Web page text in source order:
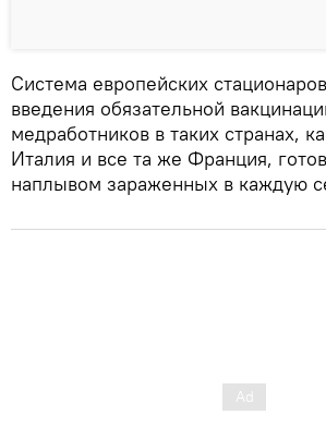
Система европейских
введения обязательной
медработников в таких странах,
Италия и все та же Франция,
наплывом зараженных в каждую